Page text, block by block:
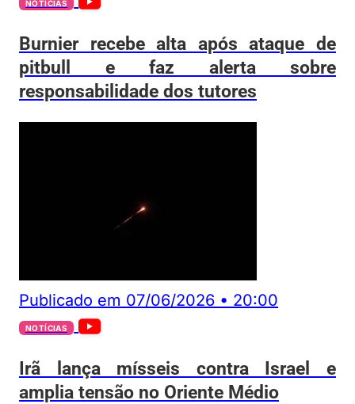
NOTÍCIAS
Burnier recebe alta após ataque de
pitbull e faz alerta sobre
responsabilidade dos tutores
Publicado em 07/06/2026 • 20:00
NOTÍCIAS
Irã lança mísseis contra Israel e
amplia tensão no Oriente Médio